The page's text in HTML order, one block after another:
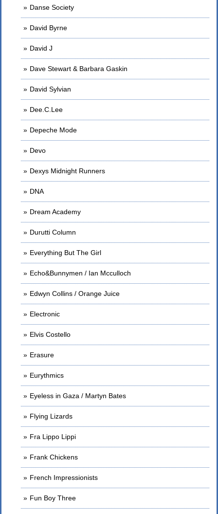
Danse Society
David Byrne
David J
Dave Stewart & Barbara Gaskin
David Sylvian
Dee.C.Lee
Depeche Mode
Devo
Dexys Midnight Runners
DNA
Dream Academy
Durutti Column
Everything But The Girl
Echo&Bunnymen / Ian Mcculloch
Edwyn Collins / Orange Juice
Electronic
Elvis Costello
Erasure
Eurythmics
Eyeless in Gaza / Martyn Bates
Flying Lizards
Fra Lippo Lippi
Frank Chickens
French Impressionists
Fun Boy Three